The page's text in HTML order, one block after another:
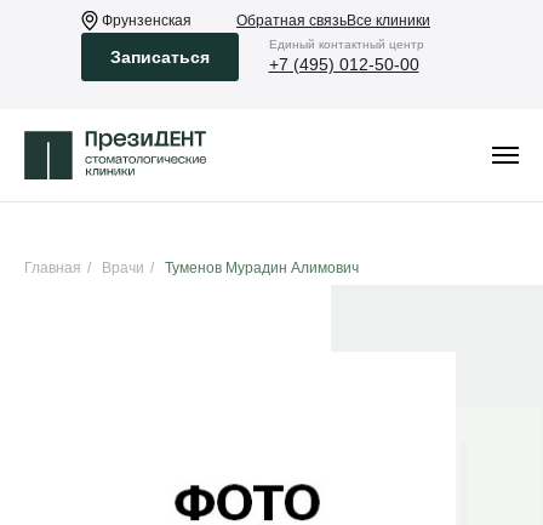
Обратная связьВсе клиники
Eдиный контактный центр
+7 (495) 012-50-00
Фрунзенская
Записаться
Главная / Врачи / Туменов Мурадин Алимович